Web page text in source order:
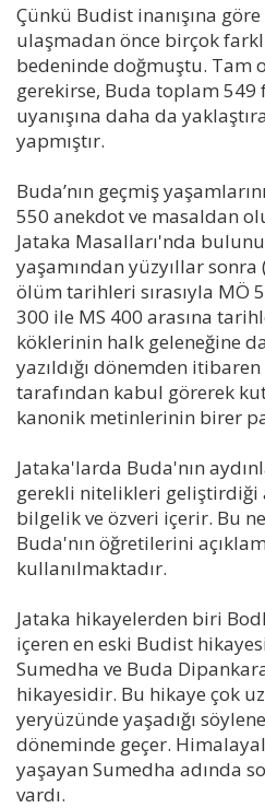
Çünkü Budist inanışına
ulaşmadan önce birçok
bedeninde doğmuştu. Tam
gerekirse, Buda toplam 549
uyanışına daha da
yapmıştır.
Buda’nın geçmiş
550 anekdot ve masaldan
Jataka Masalları'nda
yaşamından yüzyıllar
ölüm tarihleri sırasıyla MÖ
300 ile MS 400 arasına
köklerinin halk geleneğine
yazıldığı dönemden
tarafından kabul görerek
kanonik metinlerinin birer
Jataka'larda Buda'nın
gerekli nitelikleri geliştirdiği
bilgelik ve özveri içerir. Bu
Buda'nın öğretilerini
kullanılmaktadır.
Jataka hikayelerden biri
içeren en eski Budist
Sumedha ve Buda
hikayesidir. Bu hikaye çok
yeryüzünde yaşadığı
döneminde geçer.
yaşayan Sumedha adında
vardı.